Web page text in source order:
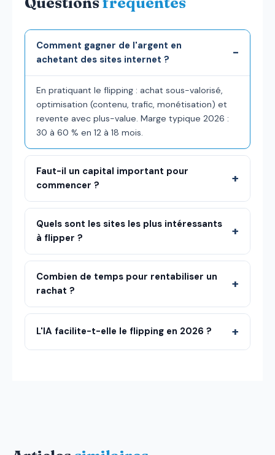
Comment gagner de l'argent en
achetant des sites internet ?
En pratiquant le flipping : achat sous-valorisé,
optimisation (contenu, trafic, monétisation) et
revente avec plus-value. Marge typique 2026 :
30 à 60 % en 12 à 18 mois.
Faut-il un capital important pour
commencer ?
Quels sont les sites les plus intéressants
à flipper ?
Combien de temps pour rentabiliser un
rachat ?
L'IA facilite-t-elle le flipping en 2026 ?